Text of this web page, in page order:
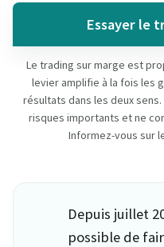
Essayer le
Le trading sur marge est
levier amplifie à la fois les
résultats dans les deux
risques importants et ne
Informez-vous sur
Depuis juillet
possible de